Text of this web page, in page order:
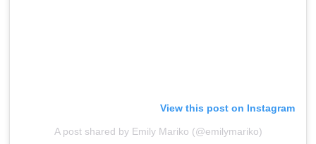
View this post on Instagram
A post shared by Emily Mariko (@emilymariko)